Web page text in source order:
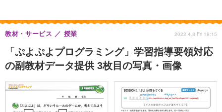
「ぷよぷよプログラミング」学習指導要領対応
の副教材データ提供 3枚目の写真・画像
教材・サービス 授業 2022.4.8 Fri 18:15